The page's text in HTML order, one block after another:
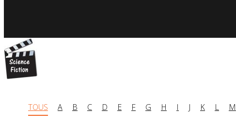
TOUS A B C D E F G H I J K L M